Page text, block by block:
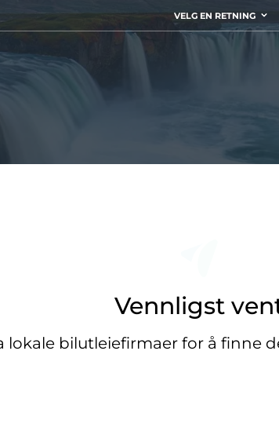
VELG EN RETNING
Vennligst
lokale bilutleiefirmaer for å finne